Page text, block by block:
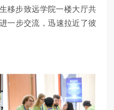
移步致远学院一楼大厅共
一步交流，迅速拉近了彼